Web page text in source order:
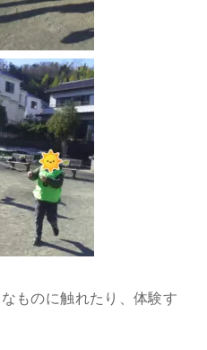
ものに触れたり、体験す